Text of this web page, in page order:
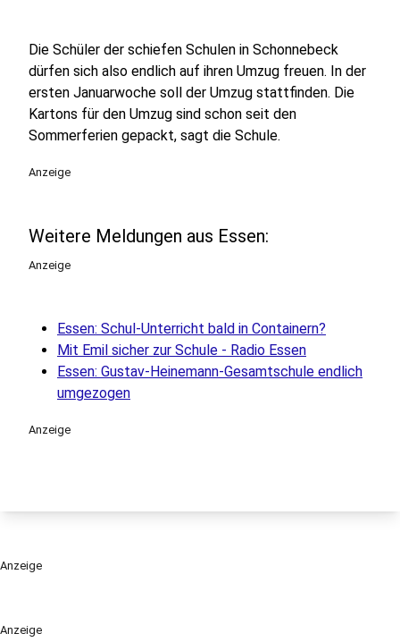
Anzeige
Die Schüler der schiefen Schulen in Schonnebeck
dürfen sich also endlich auf ihren Umzug freuen. In der
ersten Januarwoche soll der Umzug stattfinden. Die
Kartons für den Umzug sind schon seit den
Sommerferien gepackt, sagt die Schule.
Anzeige
Weitere Meldungen aus Essen:
Anzeige
Essen: Schul-Unterricht bald in Containern?
Mit Emil sicher zur Schule - Radio Essen
Essen: Gustav-Heinemann-Gesamtschule endlich
umgezogen
Anzeige
Anzeige